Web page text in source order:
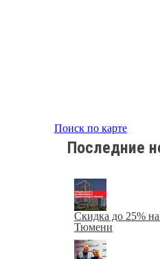
Поиск по карте
Последние
Скидка до 25%
Тюмени